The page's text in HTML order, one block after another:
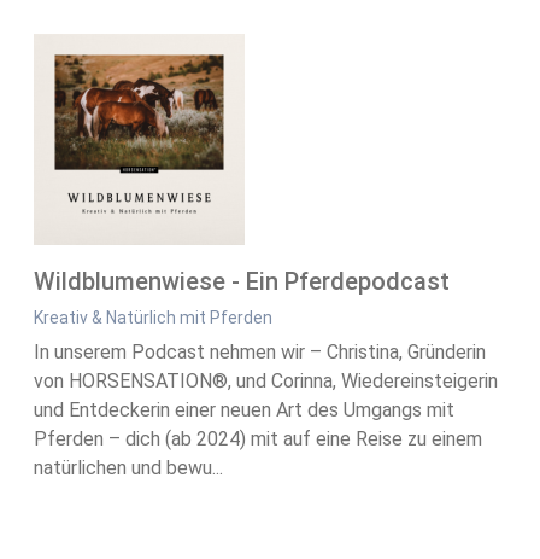
Wildblumenwiese - Ein Pferdepodcast
Kreativ & Natürlich mit Pferden
In unserem Podcast nehmen wir – Christina, Gründerin
von HORSENSATION®, und Corinna, Wiedereinsteigerin
und Entdeckerin einer neuen Art des Umgangs mit
Pferden – dich (ab 2024) mit auf eine Reise zu einem
natürlichen und bewu...